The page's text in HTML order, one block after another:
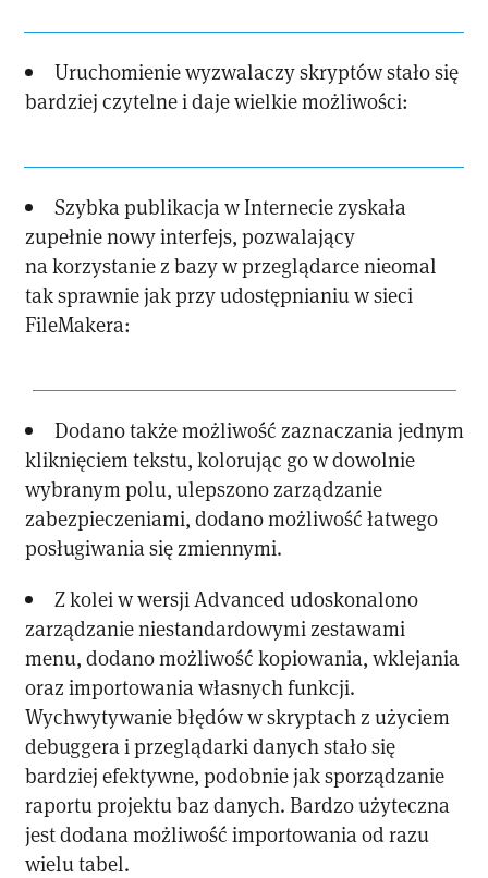
Uruchomienie wyzwalaczy skryptów stało się
bardziej czytelne i daje wielkie możliwości:
Szybka publikacja w Internecie zyskała
zupełnie nowy interfejs, pozwalający
na korzystanie z bazy w przeglądarce nieomal
tak sprawnie jak przy udostępnianiu w sieci
FileMakera:
Dodano także możliwość zaznaczania jednym
kliknięciem tekstu, kolorując go w dowolnie
wybranym polu, ulepszono zarządzanie
zabezpieczeniami, dodano możliwość łatwego
posługiwania się zmiennymi.
Z kolei w wersji Advanced udoskonalono
zarządzanie niestandardowymi zestawami
menu, dodano możliwość kopiowania, wklejania
oraz importowania własnych funkcji.
Wychwytywanie błędów w skryptach z użyciem
debuggera i przeglądarki danych stało się
bardziej efektywne, podobnie jak sporządzanie
raportu projektu baz danych. Bardzo użyteczna
jest dodana możliwość importowania od razu
wielu tabel.